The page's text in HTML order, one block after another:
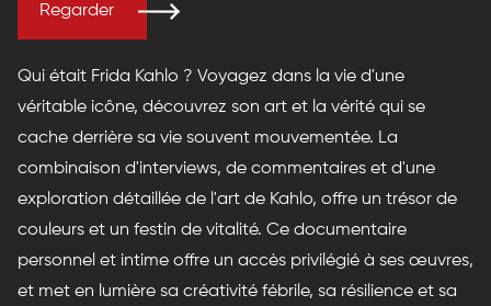
Regarder
Qui était Frida Kahlo ? Voyagez dans la vie d'une
véritable icône, découvrez son art et la vérité qui se
cache derrière sa vie souvent mouvementée. La
combinaison d'interviews, de commentaires et d'une
exploration détaillée de l'art de Kahlo, offre un trésor de
couleurs et un festin de vitalité. Ce documentaire
personnel et intime offre un accès privilégié à ses œuvres,
et met en lumière sa créativité fébrile, sa résilience et sa